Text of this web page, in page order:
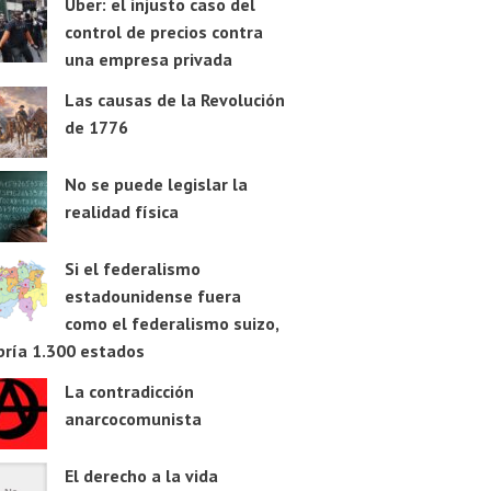
Uber: el injusto caso del
control de precios contra
una empresa privada
Las causas de la Revolución
de 1776
No se puede legislar la
realidad física
Si el federalismo
estadounidense fuera
como el federalismo suizo,
1.300 estados
La contradicción
anarcocomunista
El derecho a la vida